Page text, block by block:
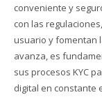
conveniente y
con las
usuario y fomentan
avanza, es
sus procesos KYC
digital en constante